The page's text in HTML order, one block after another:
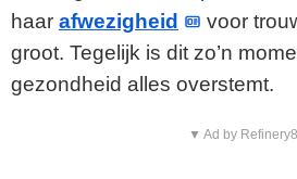
haar afwezigheid
voor
groot. Tegelijk is dit zo’n
gezondheid alles overstemt.
▼ Ad by